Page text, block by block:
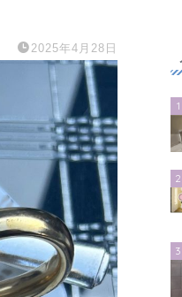
2025年4月28日
1
2
3